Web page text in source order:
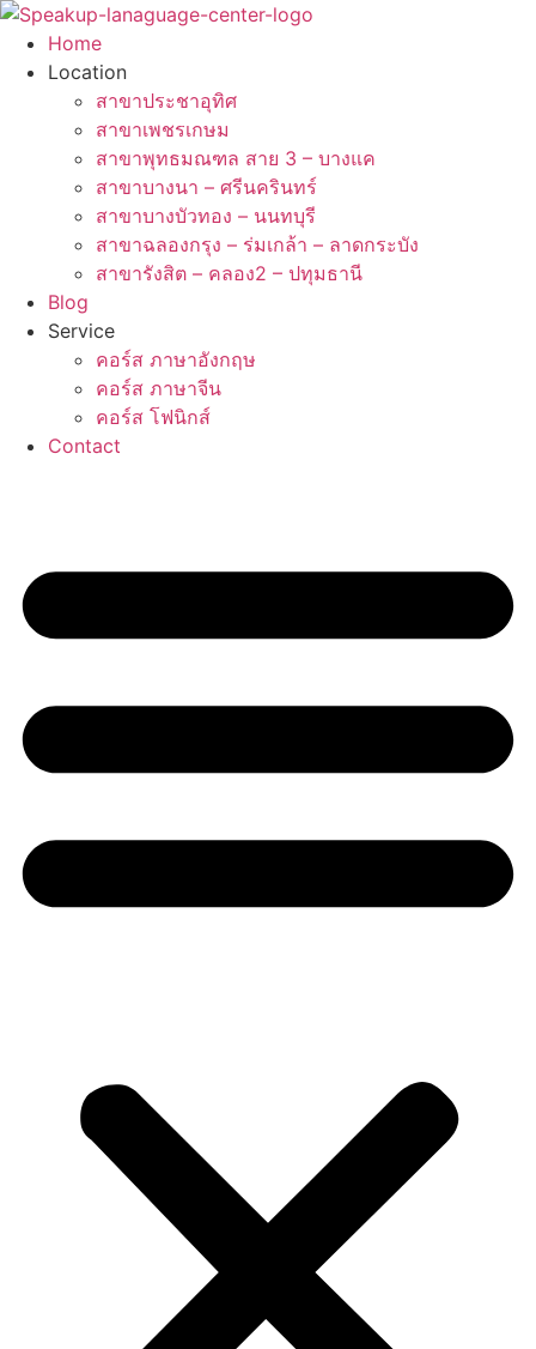
Skip
content
Home
Location
สาขาประชาอุทิศ
สาขาเพชรเกษม
สาขาพุทธมณฑล สาย 3 – บางแค
สาขาบางนา – ศรีนครินทร์
สาขาบางบัวทอง – นนทบุรี
สาขาฉลองกรุง – ร่มเกล้า – ลาดกระบัง
สาขารังสิต – คลอง2 – ปทุมธานี
Blog
Service
คอร์ส ภาษาอังกฤษ
คอร์ส ภาษาจีน
คอร์ส โฟนิกส์
Contact